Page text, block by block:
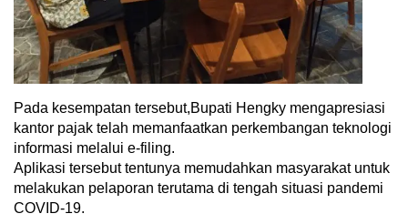
Pada kesempatan tersebut,Bupati Hengky mengapresiasi
kantor pajak telah memanfaatkan perkembangan teknologi
informasi melalui e-filing.
Aplikasi tersebut tentunya memudahkan masyarakat untuk
melakukan pelaporan terutama di tengah situasi pandemi
COVID-19.